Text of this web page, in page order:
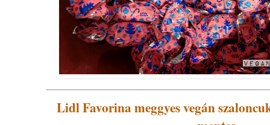
Lidl Favorina meggyes vegán